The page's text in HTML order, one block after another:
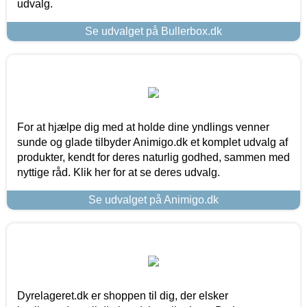
udvalg.
Se udvalget på Bullerbox.dk
For at hjælpe dig med at holde dine yndlings venner
sunde og glade tilbyder Animigo.dk et komplet udvalg af
produkter, kendt for deres naturlig godhed, sammen med
nyttige råd. Klik her for at se deres udvalg.
Se udvalget på Animigo.dk
Dyrelageret.dk er shoppen til dig, der elsker